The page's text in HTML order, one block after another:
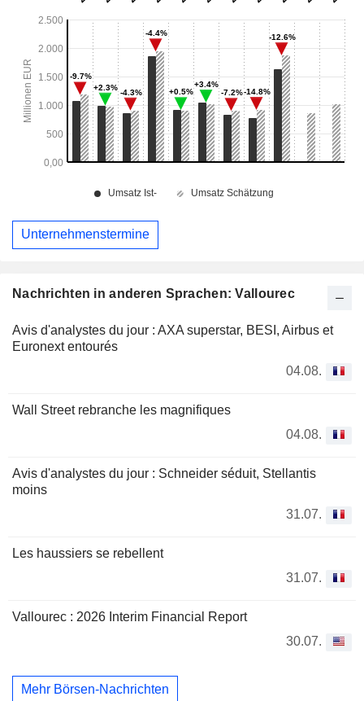
Nachrichten in anderen Sprachen: Vallourec
Avis d'analystes du jour : AXA superstar, BESI, Airbus et
Euronext entourés
04.08.
Wall Street rebranche les magnifiques
04.08.
Avis d'analystes du jour : Schneider séduit, Stellantis
moins
31.07.
Les haussiers se rebellent
31.07.
Vallourec : 2026 Interim Financial Report
30.07.
Mehr Börsen-Nachrichten
Unternehmenstermine